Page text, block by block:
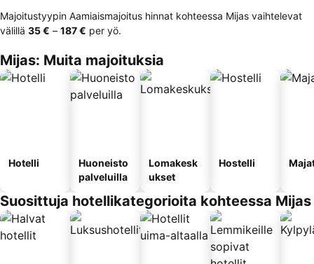
Majoitustyypin Aamiaismajoitus hinnat kohteessa Mijas vaihtelevat
välillä ‎35 € – ‎187 € per yö.
Mijas: Muita majoituksia
Hotelli
Huoneisto
palveluilla
Lomakesk
ukset
Hostelli
Suosittuja hotellikategorioita kohteessa Mijas